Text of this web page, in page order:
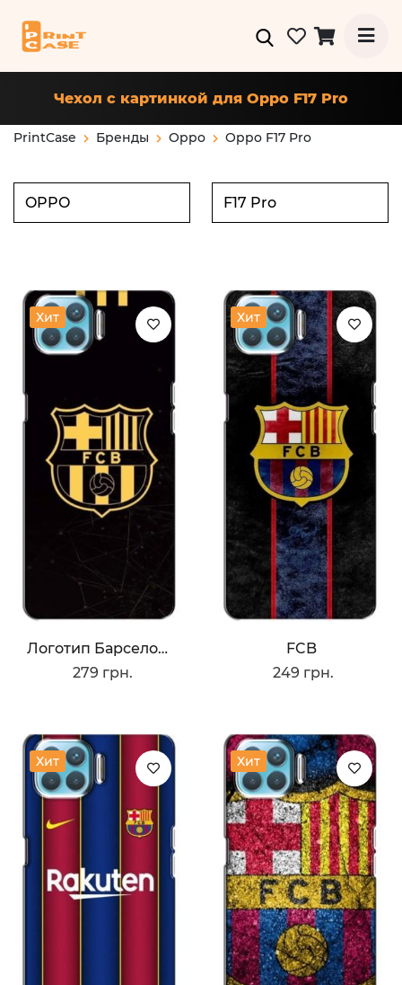
Чехол с картинкой для Oppo F17 Pro
PrintCase Бренды Oppo Oppo F17 Pro
Хит
Логотип Барселоны
279 грн.
Хит
FCB
249 грн.
Хит Хит